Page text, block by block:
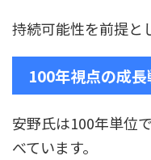
持続可能性を前提と
100年視点の成
安野氏は100年単位
べています。